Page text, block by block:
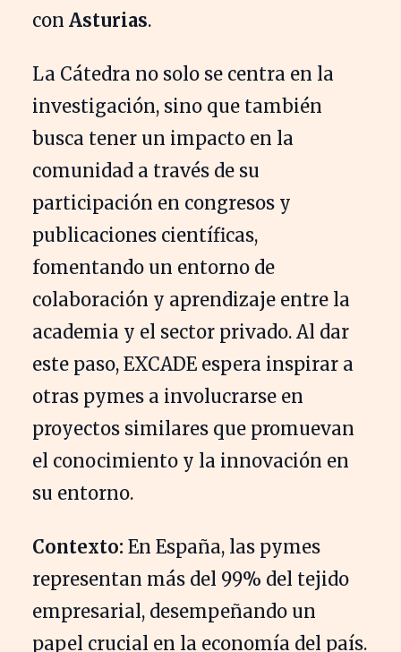
con Asturias.
La Cátedra no solo se centra en la
investigación, sino que también
busca tener un impacto en la
comunidad a través de su
participación en congresos y
publicaciones científicas,
fomentando un entorno de
colaboración y aprendizaje entre la
academia y el sector privado. Al dar
este paso, EXCADE espera inspirar a
otras pymes a involucrarse en
proyectos similares que promuevan
el conocimiento y la innovación en
su entorno.
Contexto: En España, las pymes
representan más del 99% del tejido
empresarial, desempeñando un
papel crucial en la economía del país.